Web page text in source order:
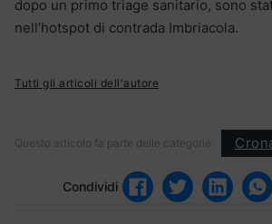
dopo un primo triage sanitario, sono
nell’hotspot di contrada Imbriacola.
Tutti gli articoli dell'autore
Questo articolo fa parte delle categorie:
Condividi